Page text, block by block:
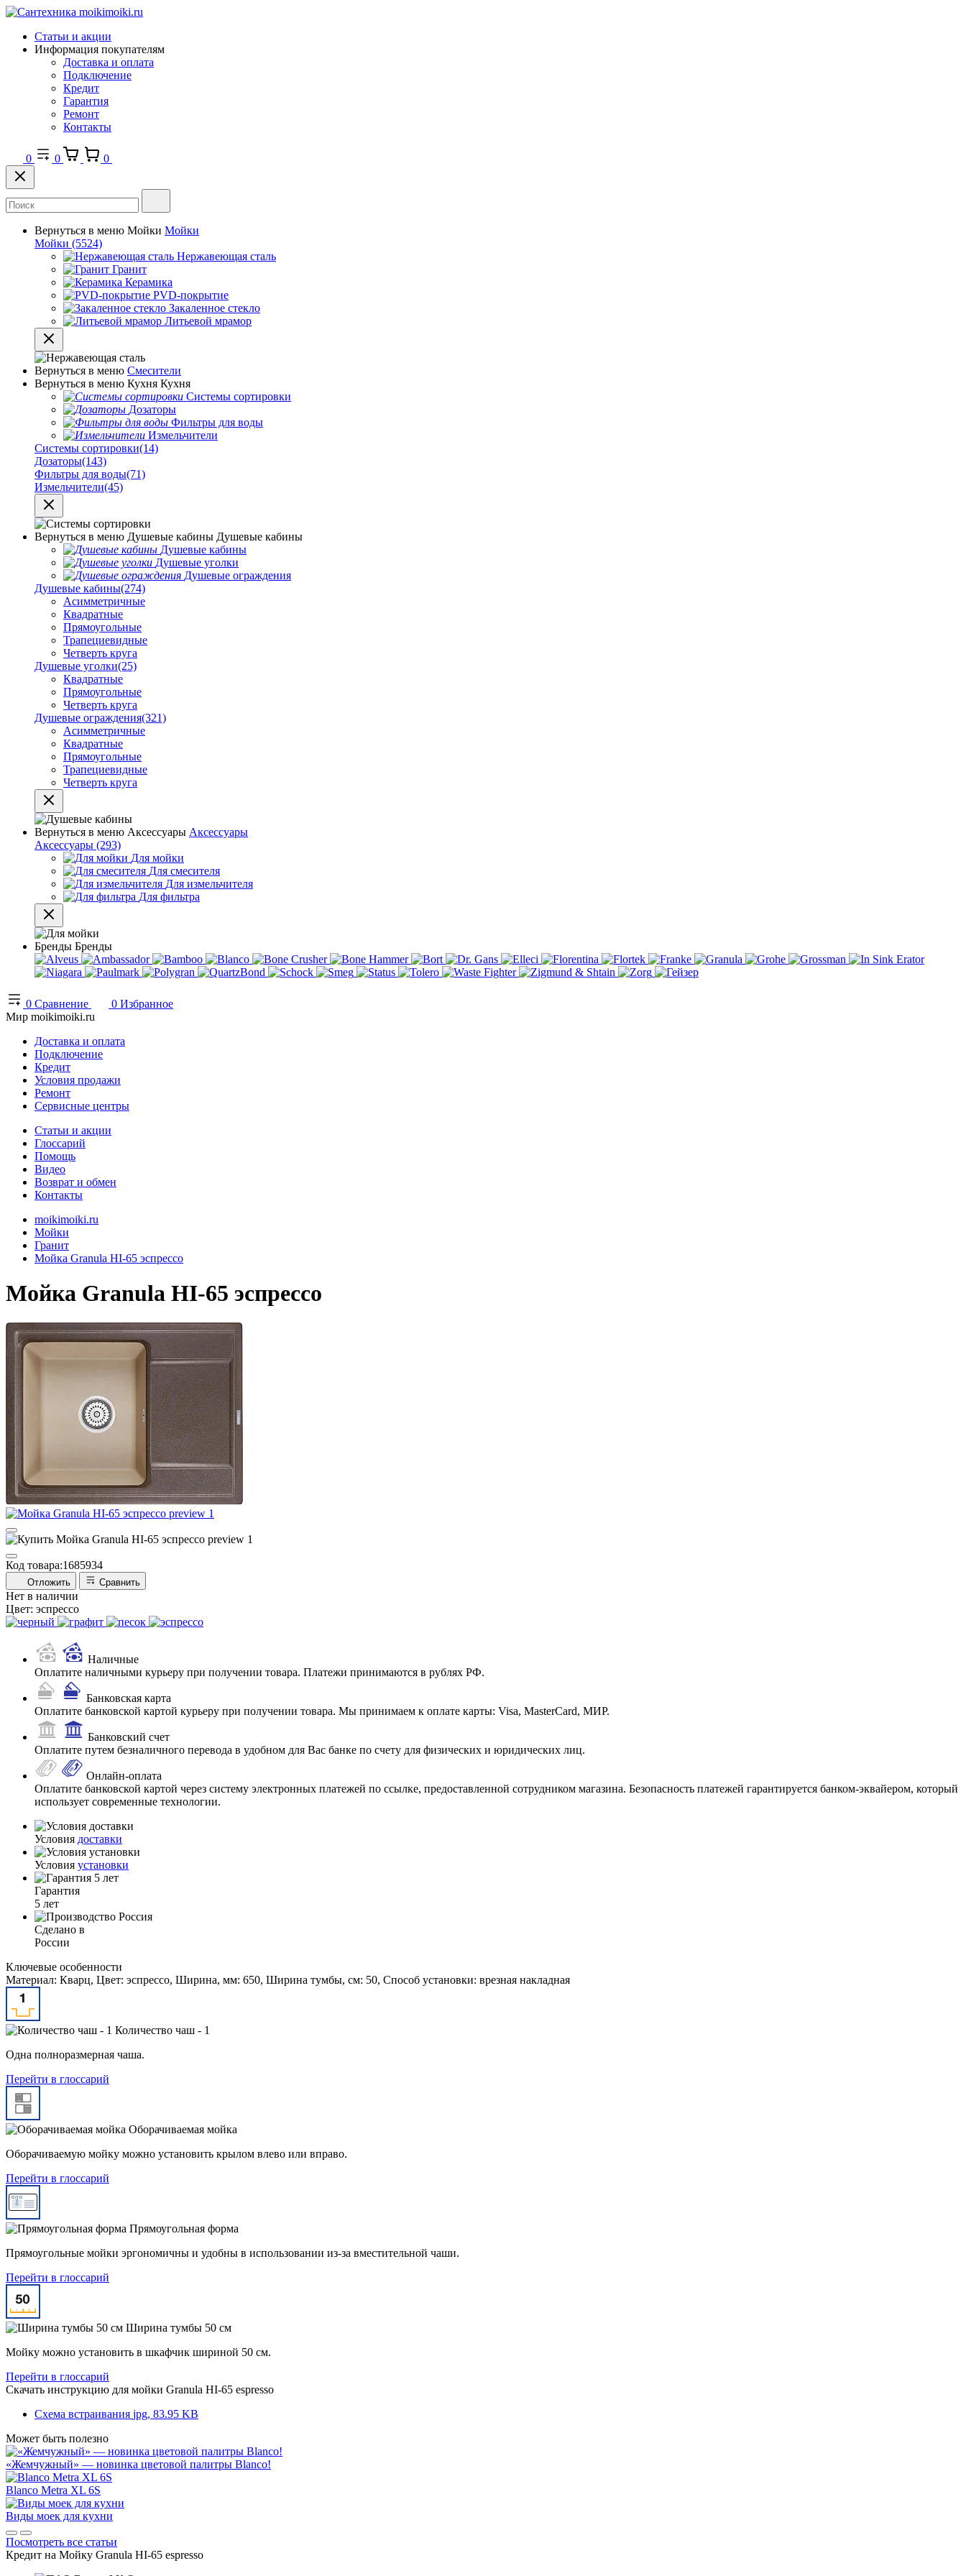
Статьи и акции
Информация покупателям
Доставка и оплата
Подключение
Кредит
Гарантия
Ремонт
Контакты
0 0 0
Вернуться в меню Мойки Мойки
Мойки (5524)
Нержавеющая сталь
Гранит
Керамика
PVD-покрытие
Закаленное стекло
Литьевой мрамор
Вернуться в меню Смесители
Вернуться в меню Кухня Кухня
Системы сортировки
Дозаторы
Фильтры для воды
Измельчители
Системы сортировки(14)
Дозаторы(143)
Фильтры для воды(71)
Измельчители(45)
Вернуться в меню Душевые кабины Душевые кабины
Душевые кабины
Душевые уголки
Душевые ограждения
Душевые кабины(274)
Асимметричные
Квадратные
Прямоугольные
Трапециевидные
Четверть круга
Душевые уголки(25)
Квадратные
Прямоугольные
Четверть круга
Душевые ограждения(321)
Асимметричные
Квадратные
Прямоугольные
Трапециевидные
Четверть круга
Вернуться в меню Аксессуары Аксессуары
Аксессуары (293)
Для мойки
Для смесителя
Для измельчителя
Для фильтра
Бренды Бренды
0 Сравнение 0 Избранное
Мир moikimoiki.ru
Доставка и оплата
Подключение
Кредит
Условия продажи
Ремонт
Сервисные центры
Статьи и акции
Глоссарий
Помощь
Видео
Возврат и обмен
Контакты
moikimoiki.ru
Мойки
Гранит
Мойка Granula HI-65 эспрессо
Мойка Granula HI-65 эспрессо
Код товара:1685934
Отложить Сравнить
Нет в наличии
Цвет: эспрессо
Наличные
Оплатите наличными курьеру при получении товара. Платежи принимаются в рублях РФ.
Банковская карта
Оплатите банковской картой курьеру при получении товара. Мы принимаем к оплате карты: Visa, MasterCard, МИР.
Банковский счет
Оплатите путем безналичного перевода в удобном для Вас банке по счету для физических и юридических лиц.
Онлайн-оплата
Оплатите банковской картой через систему электронных платежей по ссылке, предоставленной сотрудником магазина. Безопасность платежей гарантируется банком-эквайером, который
использует современные технологии.
Условия доставки
Условия установки
Гарантия
5 лет
Сделано в
России
Ключевые особенности
Материал: Кварц, Цвет: эспрессо, Ширина, мм: 650, Ширина тумбы, см: 50, Способ установки: врезная накладная
Количество чаш - 1
Одна полноразмерная чаша.
Перейти в глоссарий
Оборачиваемая мойка
Оборачиваемую мойку можно установить крылом влево или вправо.
Перейти в глоссарий
Прямоугольная форма
Прямоугольные мойки эргономичны и удобны в использовании из-за вместительной чаши.
Перейти в глоссарий
Ширина тумбы 50 см
Мойку можно установить в шкафчик шириной 50 см.
Перейти в глоссарий
Скачать инструкцию для мойки Granula HI-65 espresso
Схема встраивания jpg, 83.95 KB
Может быть полезно
«Жемчужный» — новинка цветовой палитры Blanco!
Blanco Metra XL 6S
Виды моек для кухни
Посмотреть все статьи
Кредит на Мойку Granula HI-65 espresso